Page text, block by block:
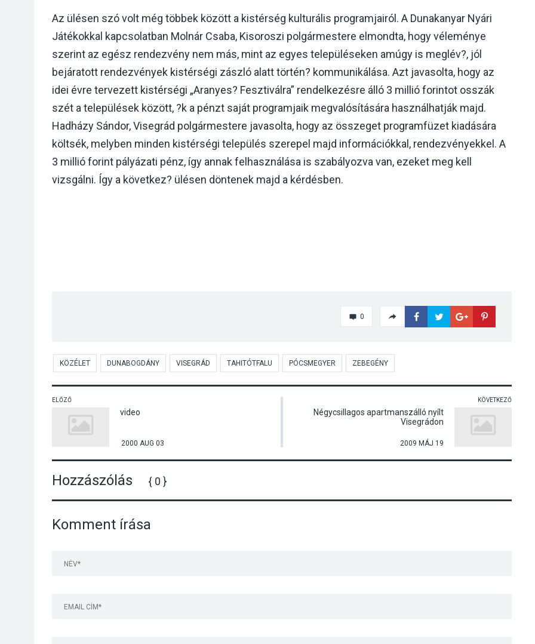
Az ülésen szó volt még többek között a kistérség kulturális programjairól. A Dunakanyar Nyári
Játékokkal kapcsolatban Molnár Csaba, Kisoroszi polgármestere elmondta, hogy véleménye
szerint az egész rendezvény nem más, mint az egyes településeken amúgy is meglév?, jól
bejáratott rendezvények kistérségi zászló alatt történ? kommunikálása. Azt javasolta, hogy az
idei évre tervezett kistérségi „Aranyes? Fesztiválra” rendelkezésre álló 3 millió forintot osszák
szét a települések között, ?k a pénzt saját programjaik megvalósítására használhatják majd.
Hadházy Sándor, Visegrád polgármestere javasolta, hogy az összeget programfüzet kiadására
költsék, melyben minden kistérségi település szerepel majd információkkal, rendezvényekkel. A
3 millió forint pályázati pénz, így annak felhasználása is szabályozva van, ezeket meg kell
vizsgálni. Így a következ? ülésen döntenek majd a kérdésben.
0
KÖZÉLET DUNABOGDÁNY VISEGRÁD TAHITÓTFALU PÓCSMEGYER ZEBEGÉNY
ELŐZŐ
video
2000 AUG 03
KÖVETKEZŐ
Négycsillagos apartmanszálló nyílt
Visegrádon
2009 MÁJ 19
Hozzászólás { 0 }
Komment írása